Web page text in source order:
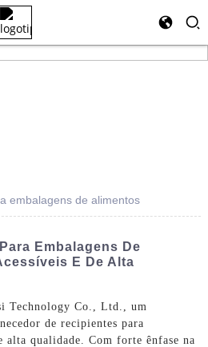
embalagens de alimentos
Embalagens De
E De Alta
Technology Co., Ltd., um
de recipientes para
alta qualidade. Com forte ênfase na